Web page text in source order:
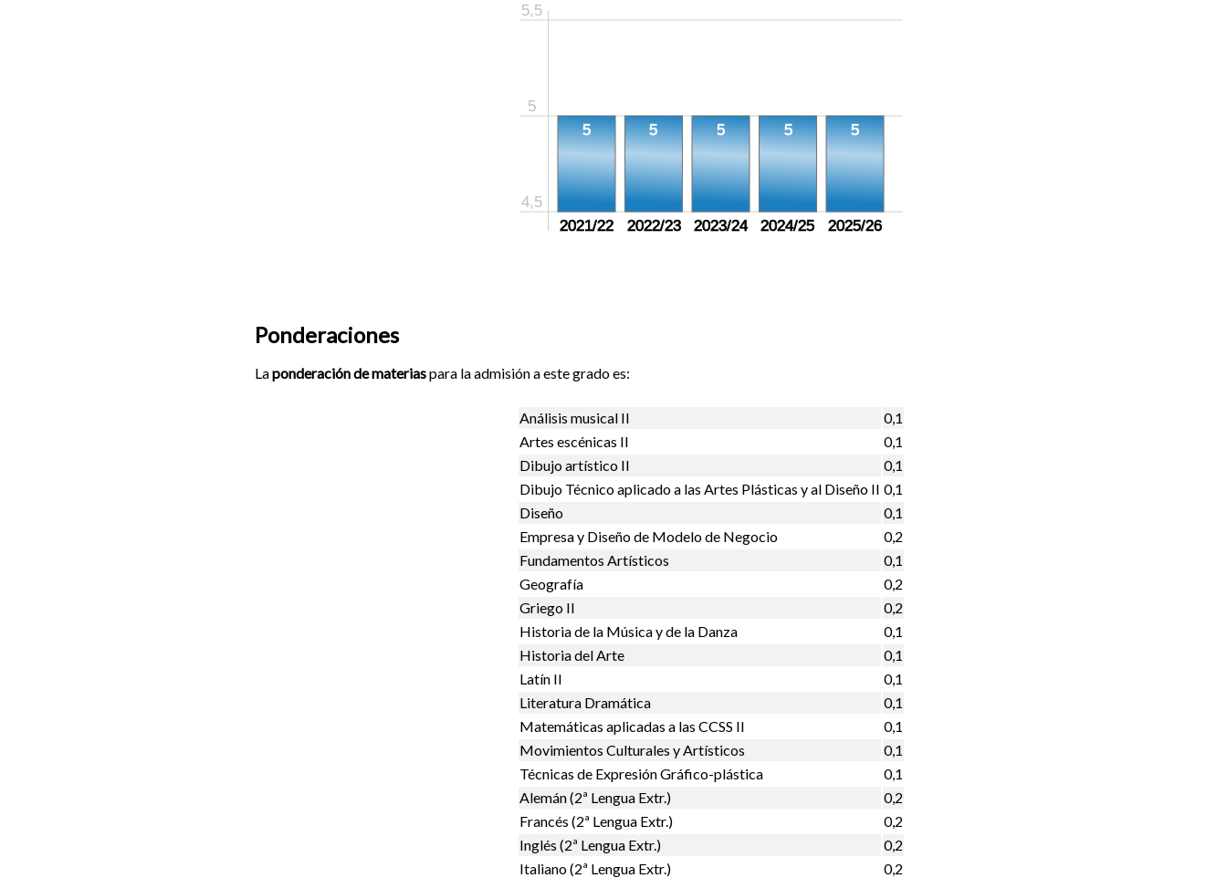
5,5
4,5
5
5
5 5 5 5
2021/22 2022/23 2023/24 2024/25 2025/26
Ponderaciones
Laponderación de materiaspara la admisión a este grado es:
Análisis musical II
0,1
Artes escénicas II
0,1
Dibujo artístico II
0,1
Dibujo Técnico aplicado a las Artes Plásticas y al Diseño II 0,1
Diseño
0,1
Empresa y Diseño de Modelo de Negocio
0,2
Fundamentos Artísticos
0,1
Geografía
0,2
Griego II
0,2
Historia de la Música y de la Danza
0,1
Historia del Arte
0,1
Latín II
0,1
Literatura Dramática
0,1
Matemáticas aplicadas a las CCSS II
0,1
Movimientos Culturales y Artísticos
0,1
Técnicas de Expresión Gráfico-plástica
0,1
Alemán (2ª Lengua Extr.)
0,2
Francés (2ª Lengua Extr.)
0,2
Inglés (2ª Lengua Extr.)
0,2
Italiano (2ª Lengua Extr.)
0,2